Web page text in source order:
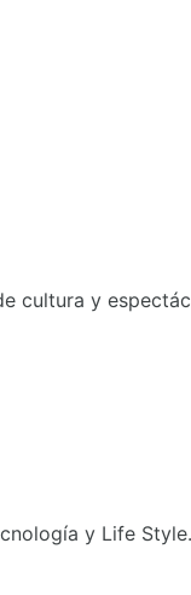
cultura y
y Life Style.